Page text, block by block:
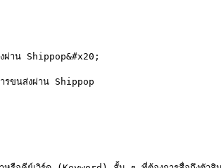
ผ่าน Shippop&#x20;
รขนส่งผ่าน Shippop